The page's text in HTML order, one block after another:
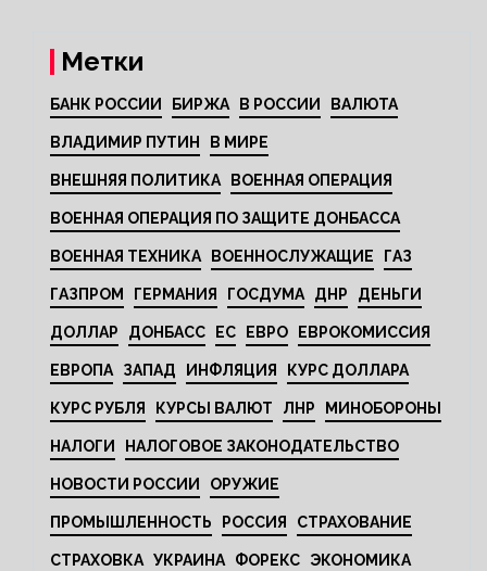
Метки
БАНК РОССИИ БИРЖА В РОССИИ ВАЛЮТА
ВЛАДИМИР ПУТИН В МИРЕ
ВНЕШНЯЯ ПОЛИТИКА ВОЕННАЯ ОПЕРАЦИЯ
ВОЕННАЯ ОПЕРАЦИЯ ПО ЗАЩИТЕ ДОНБАССА
ВОЕННАЯ ТЕХНИКА ВОЕННОСЛУЖАЩИЕ ГАЗ
ГАЗПРОМ ГЕРМАНИЯ ГОСДУМА ДНР ДЕНЬГИ
ДОЛЛАР ДОНБАСС ЕС ЕВРО ЕВРОКОМИССИЯ
ЕВРОПА ЗАПАД ИНФЛЯЦИЯ КУРС ДОЛЛАРА
КУРС РУБЛЯ КУРСЫ ВАЛЮТ ЛНР МИНОБОРОНЫ
НАЛОГИ НАЛОГОВОЕ ЗАКОНОДАТЕЛЬСТВО
НОВОСТИ РОССИИ ОРУЖИЕ
ПРОМЫШЛЕННОСТЬ РОССИЯ СТРАХОВАНИЕ
СТРАХОВКА УКРАИНА ФОРЕКС ЭКОНОМИКА